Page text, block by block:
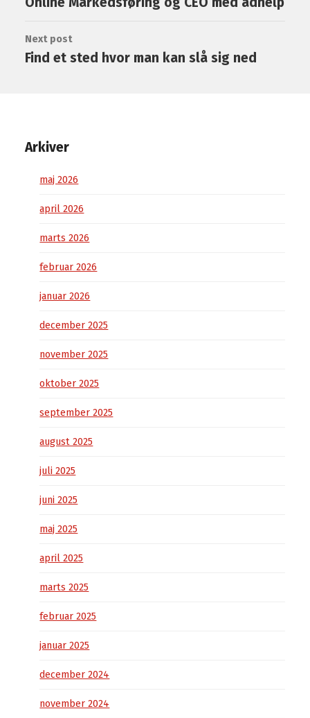
Next post
Find et sted hvor man kan slå sig ned
Arkiver
maj 2026
april 2026
marts 2026
februar 2026
januar 2026
december 2025
november 2025
oktober 2025
september 2025
august 2025
juli 2025
juni 2025
maj 2025
april 2025
marts 2025
februar 2025
januar 2025
december 2024
november 2024